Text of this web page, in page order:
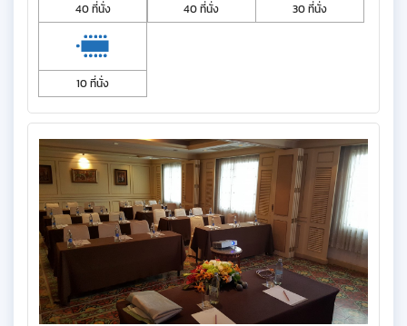
40 ที่นั่ง 40 ที่นั่ง 30 ที่นั่ง
10 ที่นั่ง